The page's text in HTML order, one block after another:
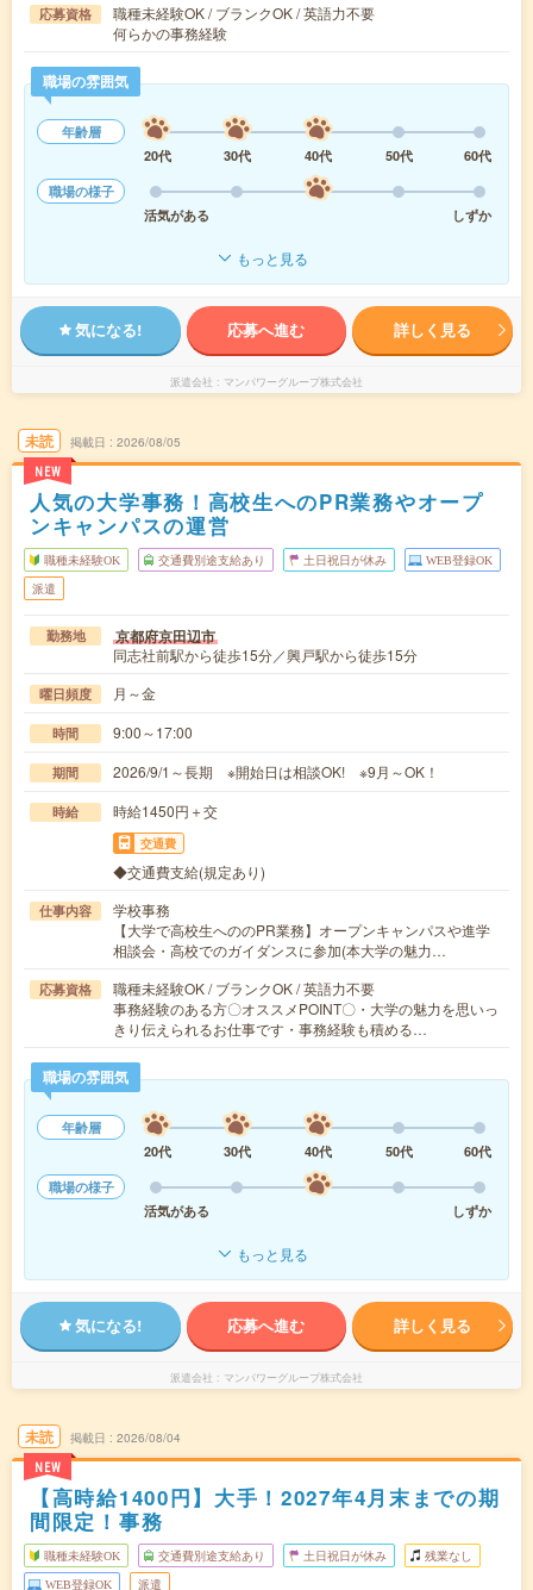
応募資格
職種未経験OK / ブランクOK / 英語力不要
何らかの事務経験
職場の雰囲気
年齢層
20代
30代 40代 50代
60代
職場の様子
活気がある
しずか
もっと見る
気になる! 応募へ進む 詳しく見る
派遣会社 マンパワーグループ株式会社
未読
NEW
掲載日 2026/08/05
人気の大学事務！高校生へのPR業務やオープ
ンキャンパスの運営
職種未経験OK 交通費別途支給あり 土日祝日が休み WEB登録OK
派遣
勤務地 京都府京田辺市
同志社前駅から徒歩15分／興戸駅から徒歩15分
曜日頻度 月～金
時間 9:00～17:00
期間 2026/9/1～長期 ※開始日は相談OK! ※9月～OK！
時給 時給1450円＋交
交通費
◆交通費支給(規定あり)
仕事内容
学校事務
【大学で高校生へののPR業務】オープンキャンパスや進学
相談会・高校でのガイダンスに参加(本大学の魅力…
応募資格
職種未経験OK / ブランクOK / 英語力不要
事務経験のある方〇オススメPOINT〇・大学の魅力を思いっ
きり伝えられるお仕事です・事務経験も積める…
職場の雰囲気
年齢層
20代
30代 40代 50代
60代
職場の様子
活気がある
しずか
もっと見る
気になる! 応募へ進む 詳しく見る
派遣会社 マンパワーグループ株式会社
未読
NEW
掲載日 2026/08/04
【高時給1400円】大手！2027年4月末までの期
間限定！事務
職種未経験OK 交通費別途支給あり 土日祝日が休み 残業なし
WEB登録OK 派遣